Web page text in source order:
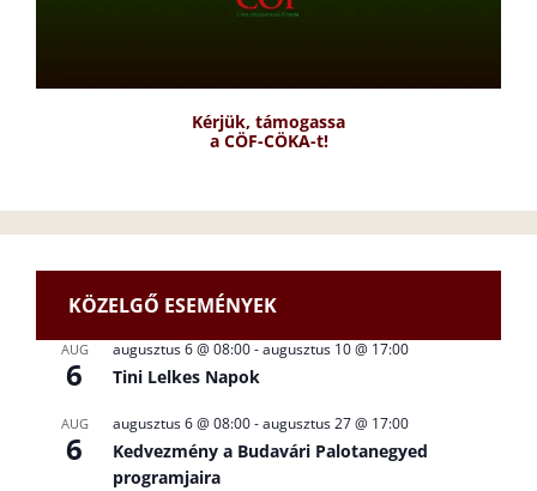
Kérjük, támogassa
a CÖF-CÖKA-t!
KÖZELGŐ ESEMÉNYEK
AUG
6
augusztus 6 @ 08:00-augusztus 10 @ 17:00
Tini Lelkes Napok
AUG
6
augusztus 6 @ 08:00-augusztus 27 @ 17:00
Kedvezmény a Budavári Palotanegyed
programjaira